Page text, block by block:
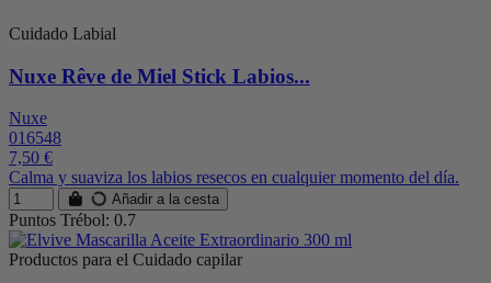
Cuidado Labial
Nuxe Rêve de Miel Stick Labios...
Nuxe
016548
7,50 €
Calma y suaviza los labios resecos en cualquier momento del día.
Añadir a la cesta
Puntos Trébol: 0.7
Productos para el Cuidado capilar